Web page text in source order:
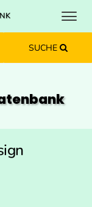
springenspringen
springen
springen
SUCHE